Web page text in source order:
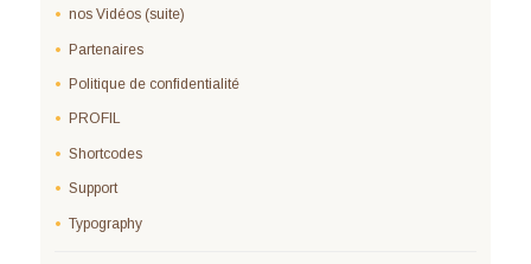
nos Vidéos (suite)
Partenaires
Politique de confidentialité
PROFIL
Shortcodes
Support
Typography